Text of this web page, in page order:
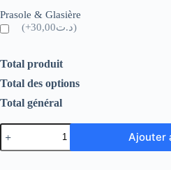
Prasole & Glasière
(+د.ت30,00)
Total produit
Total des options
Total général
Ajouter